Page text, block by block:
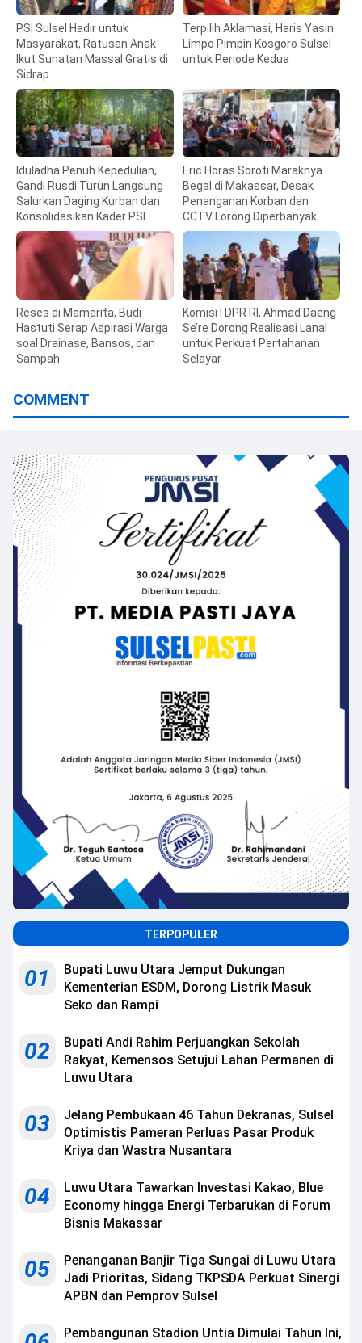
PSI Sulsel Hadir untuk
Masyarakat, Ratusan Anak
Ikut Sunatan Massal Gratis di
Sidrap
Terpilih Aklamasi, Haris Yasin
Limpo Pimpin Kosgoro Sulsel
untuk Periode Kedua
Iduladha Penuh Kepedulian,
Gandi Rusdi Turun Langsung
Salurkan Daging Kurban dan
Konsolidasikan Kader PSI
Sulsel
Eric Horas Soroti Maraknya
Begal di Makassar, Desak
Penanganan Korban dan
CCTV Lorong Diperbanyak
Reses di Mamarita, Budi
Hastuti Serap Aspirasi Warga
soal Drainase, Bansos, dan
Sampah
Komisi I DPR RI, Ahmad Daeng
Se’re Dorong Realisasi Lanal
untuk Perkuat Pertahanan
Selayar
COMMENT
TERPOPULER
01
Bupati Luwu Utara Jemput Dukungan
Kementerian ESDM, Dorong Listrik Masuk
Seko dan Rampi
02
Bupati Andi Rahim Perjuangkan Sekolah
Rakyat, Kemensos Setujui Lahan Permanen di
Luwu Utara
03
Jelang Pembukaan 46 Tahun Dekranas, Sulsel
Optimistis Pameran Perluas Pasar Produk
Kriya dan Wastra Nusantara
04
Luwu Utara Tawarkan Investasi Kakao, Blue
Economy hingga Energi Terbarukan di Forum
Bisnis Makassar
05
Penanganan Banjir Tiga Sungai di Luwu Utara
Jadi Prioritas, Sidang TKPSDA Perkuat Sinergi
APBN dan Pemprov Sulsel
Pembangunan Stadion Untia Dimulai Tahun Ini,